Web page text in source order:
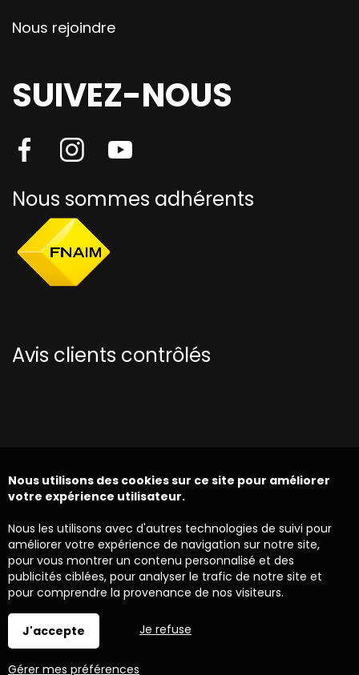
Nous rejoindre
SUIVEZ-NOUS
Nous sommes adhérents
Avis clients contrôlés
Nous utilisons des cookies sur ce site pour améliorer
votre expérience utilisateur.
Nous les utilisons avec d'autres technologies de suivi pour
améliorer votre expérience de navigation sur notre site,
pour vous montrer un contenu personnalisé et des
publicités ciblées, pour analyser le trafic de notre site et
pour comprendre la provenance de nos visiteurs.
J'accepte Je refuse
Gérer mes préférences